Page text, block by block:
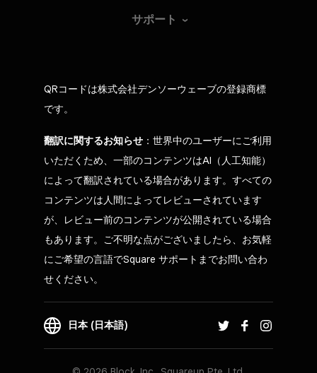
サポート
QRコードは株式会社デンソーウェーブの登録商標
です。
翻訳に関するお知らせ ：世界中のユーザーにご利用
いただくため、一部のコンテンツはAI（人工知能）
によって翻訳されている場合があります。すべての
コンテンツは人間によってレビューされています
が、レビュー前のコンテンツが公開されている場合
もあります。ご不明な点がございましたら、お気軽
にご希望の言語でSquare サポートまでお問い合わ
せください。
日本 (日本語)